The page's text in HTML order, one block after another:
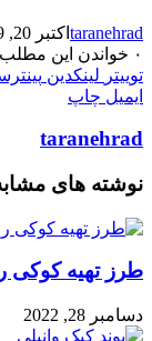
taranehrad اکتبر 20, 2019
۰ خواندن این مطلب 1 دقیقه زمان میبرد
توییتر لینکدین
ایمیل چاپ
taranehrad
نوشته های
طرز تهیه کوکی
دسامبر 28, 2022